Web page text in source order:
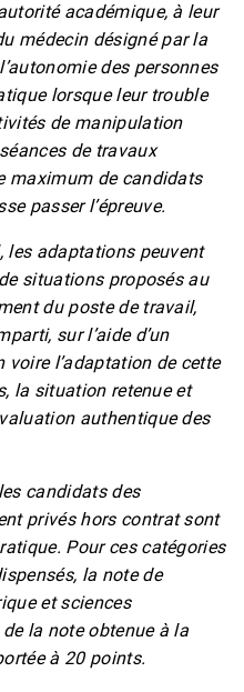
académique, à leur
médecin désigné par la
des personnes
lorsque leur trouble
de manipulation
de travaux
maximum de candidats
passer l’épreuve.
les adaptations peuvent
situations proposés au
du poste de travail,
sur l’aide d’un
voire l’adaptation de cette
la situation retenue et
authentique des
candidats des
privés hors contrat sont
Pour ces catégories
la note de
et sciences
la note obtenue à la
à 20 points.